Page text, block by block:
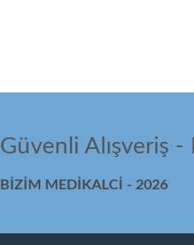
Güvenli Alışveriş -
BİZİM MEDİKALCİ - 2026